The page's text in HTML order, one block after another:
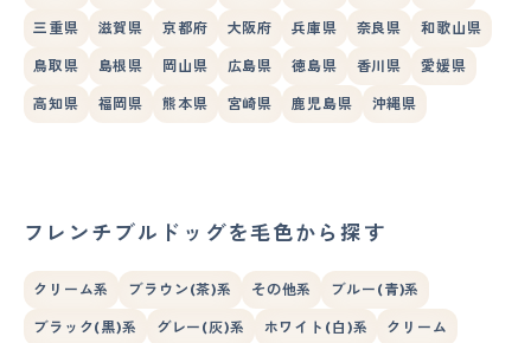
三重県 滋賀県 京都府 大阪府 兵庫県 奈良県 和歌山県
鳥取県 島根県 岡山県 広島県 徳島県 香川県 愛媛県
高知県 福岡県 熊本県 宮崎県 鹿児島県 沖縄県
フレンチブルドッグを毛色から探す
クリーム系 ブラウン(茶)系 その他系 ブルー(青)系
ブラック(黒)系 グレー(灰)系 ホワイト(白)系 クリーム